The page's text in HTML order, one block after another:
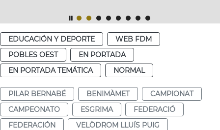
EDUCACIÓN Y DEPORTE
WEB FDM
POBLES OEST
EN PORTADA
EN PORTADA TEMÁTICA
NORMAL
PILAR BERNABÉ BENIMÀMET
CAMPIONAT
CAMPEONATO
ESGRIMA
FEDERACIÓ
FEDERACIÓN
VELÒDROM LLUÍS PUIG